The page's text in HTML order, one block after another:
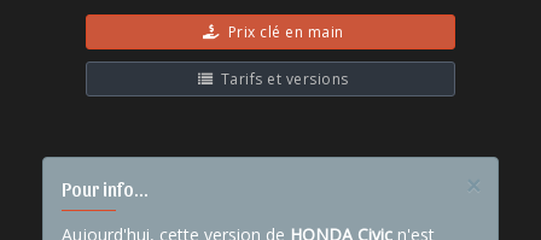
Prix clé en main
Tarifs et versions
×
Pour info...
Aujourd'hui, cette version de HONDA Civic n'est